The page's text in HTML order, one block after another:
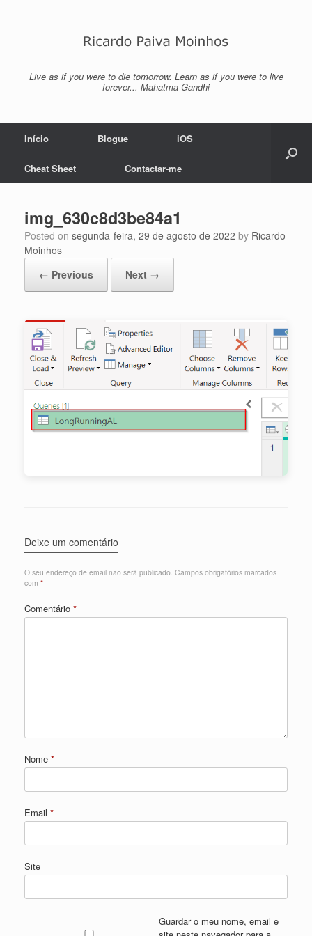
Live as if you were to die tomorrow. Learn as if you were to live
forever... Mahatma Gandhi
Início Blogue iOS
Cheat Sheet Contactar-me
img_630c8d3be84a1
Posted on segunda-feira, 29 de agosto de 2022 by Ricardo
Moinhos
← Previous
Next →
Deixe um comentário
O seu endereço de email não será publicado. Campos obrigatórios marcados
com *
Comentário *
Nome *
Email *
Site
Guardar o meu nome, email e